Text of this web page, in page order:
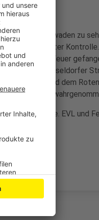
Rauschwaden zu
schnell unter
Feuer
auf der Düsseldorfer
Bekannten und dem
Gasgeruch
Bebelstraße. EVL und